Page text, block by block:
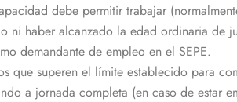
debe permitir trabajar
ni haber alcanzado la edad ordinaria de
demandante de empleo en el SEPE.
que superen el límite establecido para
a jornada completa (en caso de estar